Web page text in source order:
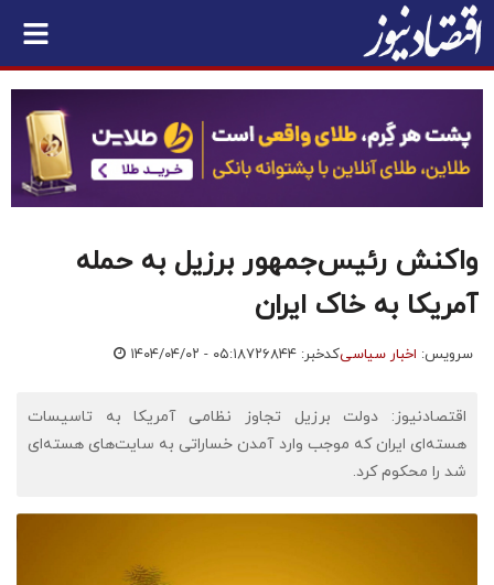
واکنش رئیس‌جمهور برزیل به حمله
آمریکا به خاک ایران
سرویس: اخبار سیاسیکدخبر: ۷۲۶۸۴۴ ۱۴۰۴/۰۴/۰۲ - ۰۵:۱۸
اقتصادنیوز: دولت برزیل تجاوز نظامی آمریکا به تاسیسات
هسته‌ای ایران که موجب وارد آمدن خساراتی به سایت‌های هسته‌ای
شد را محکوم کرد.